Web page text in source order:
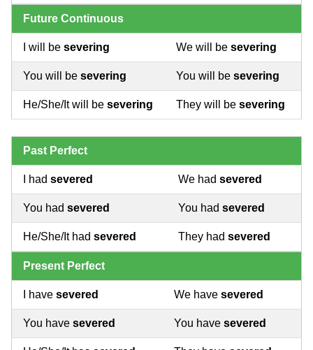
Future Continuous
I will be severing We will be severing
You will be severing You will be severing
He/She/It will be severing They will be severing
Past Perfect
I had severed We had severed
You had severed You had severed
He/She/It had severed They had severed
Present Perfect
I have severed We have severed
You have severed You have severed